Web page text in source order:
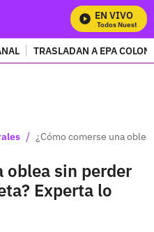
EN VIVO
Mira Todos Nuestros
TRASLADAN A EPA
/ ¿Cómo comerse una
oblea sin perder
Experta lo